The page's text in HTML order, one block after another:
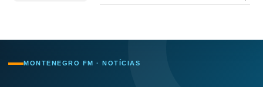
MONTENEGRO FM · NOTÍCIAS